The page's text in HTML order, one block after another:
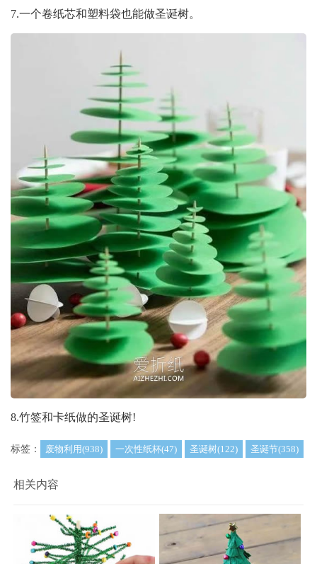
7.一个卷纸芯和塑料袋也能做圣诞树。
8.竹签和卡纸做的圣诞树!
标签： 废物利用(938) 一次性纸杯(47) 圣诞树(122) 圣诞节(358)
相关内容